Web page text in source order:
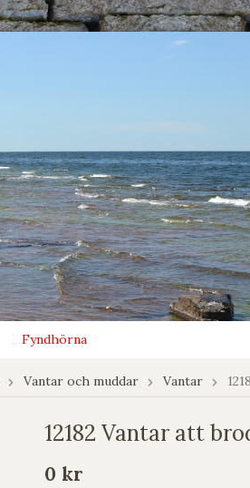
Fyndhörna
Vantar och muddar Vantar
12182 Vantar att
0 kr